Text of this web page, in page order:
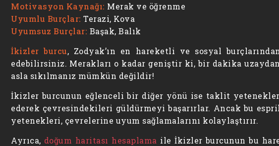
Motivasyon Kaynağı: Merak ve öğrenme
Uyumlu Burçlar: Terazi, Kova
Uyumsuz Burçlar: Başak, Balık
İkizler burcu, Zodyak’ın en hareketli ve sosyal
edebilirsiniz. Merakları o kadar geniştir ki, bir dakika
asla sıkılmanız mümkün değildir!
İkizler burcunun eğlenceli bir diğer yönü ise taklit
ederek çevresindekileri güldürmeyi başarırlar. Ancak bu
yetenekleri, çevrelerine uyum sağlamalarını kolaylaştırır.
Ayrıca, doğum haritası hesaplama ile İkizler burcunun bu